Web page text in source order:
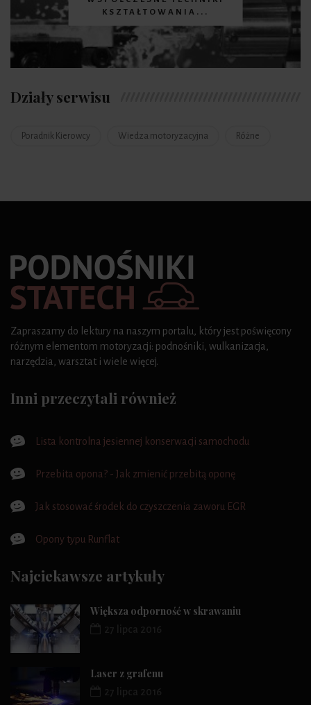
KSZTAŁTOWANIA...
Działy serwisu
Poradnik Kierowcy Wiedza motoryzacyjna Różne
Zapraszamy do lektury na naszym portalu, który jest poświęcony
różnym elementom motoryzacji: podnośniki, wulkanizacja,
narzędzia, warsztat i wiele więcej.
Inni przeczytali również
Lista kontrolna jesiennej konserwacji samochodu
Przebita opona? - Jak zmienić przebitą oponę
Jak stosować środek do czyszczenia zaworu EGR
Opony typu Runflat
Najciekawsze artykuły
Większa odporność w skrawaniu
Laser z grafenu